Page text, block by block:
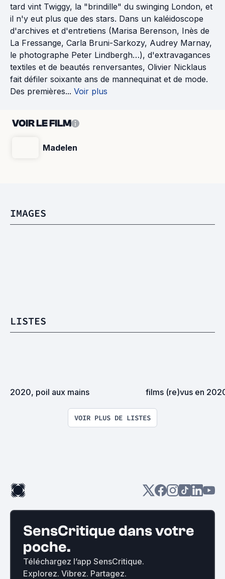
tard vint Twiggy, la "brindille" du swinging London, et
il n'y eut plus que des stars. Dans un kaléidoscope
d'archives et d'entretiens (Marisa Berenson, Inès de
La Fressange, Carla Bruni-Sarkozy, Audrey Marnay,
le photographe Peter Lindbergh…), d'extravagances
textiles et de beautés renversantes, Olivier Nicklaus
fait défiler soixante ans de mannequinat et de mode.
Des premières... Voir plus
VOIR LE FILM
Madelen
IMAGES
LISTES
2020, poil aux mains films (re)vus en
VOIR PLUS DE LISTES
SensCritique dans votre
poche.
Téléchargez l’app SensCritique.
Explorez. Vibrez. Partagez.